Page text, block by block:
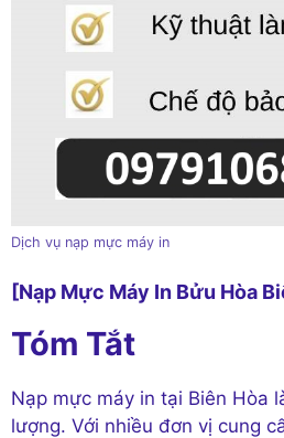
Dịch vụ nạp mực máy in
[Nạp Mực Máy In Bửu Hòa
Tóm Tắt
Nạp mực máy in tại Biên Hòa
lượng. Với nhiều đơn vị cung